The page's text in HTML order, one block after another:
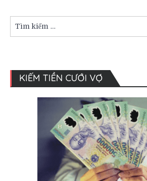
Ý
Nghĩa
này.
kiếm:
KIẾM TIỀN CƯỚI VỢ